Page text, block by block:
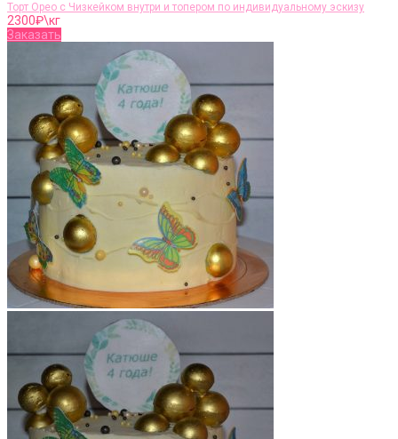
Торт Орео с Чизкейком внутри и топером по индивидуальному эскизу
2300₽\кг
Заказать